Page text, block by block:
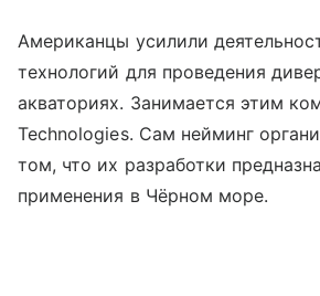
Американцы усилили
технологий для проведения
акваториях. Занимается этим
Technologies. Сам нейминг
том, что их разработки
применения в Чёрном море.